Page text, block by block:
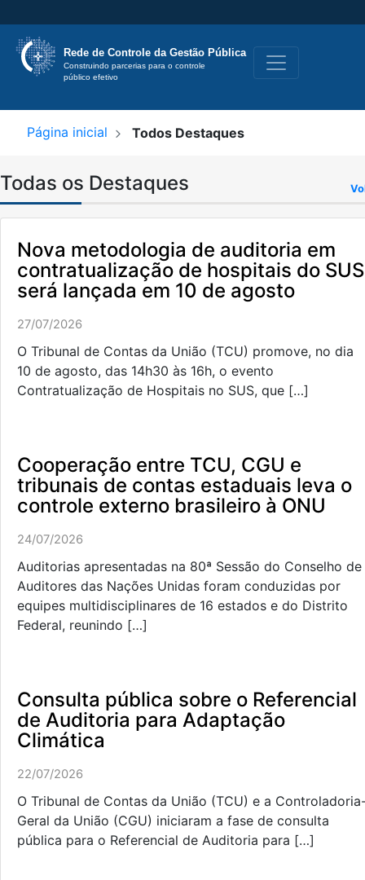
Rede de Controle da Gestão Pública
Construindo parcerias para o controle
público efetivo
Página inicial Todos Destaques
Todas os Destaques
Nova metodologia de auditoria em
contratualização de hospitais do SUS
será lançada em 10 de agosto
27/07/2026
O Tribunal de Contas da União (TCU) promove, no dia
10 de agosto, das 14h30 às 16h, o evento
Contratualização de Hospitais no SUS, que […]
Cooperação entre TCU, CGU e
tribunais de contas estaduais leva o
controle externo brasileiro à ONU
24/07/2026
Auditorias apresentadas na 80ª Sessão do Conselho de
Auditores das Nações Unidas foram conduzidas por
equipes multidisciplinares de 16 estados e do Distrito
Federal, reunindo […]
Consulta pública sobre o Referencial
de Auditoria para Adaptação
Climática
22/07/2026
O Tribunal de Contas da União (TCU) e a
Geral da União (CGU) iniciaram a fase de consulta
pública para o Referencial de Auditoria para […]